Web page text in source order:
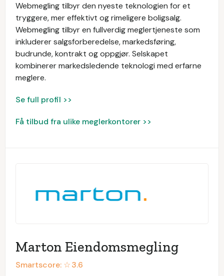
Webmegling tilbyr den nyeste teknologien for et
tryggere, mer effektivt og rimeligere boligsalg.
Webmegling tilbyr en fullverdig meglertjeneste som
inkluderer salgsforberedelse, markedsføring,
budrunde, kontrakt og oppgjør. Selskapet
kombinerer markedsledende teknologi med erfarne
meglere.
Se full profil >>
Få tilbud fra ulike meglerkontorer >>
Marton Eiendomsmegling
Smartscore: ☆3.6